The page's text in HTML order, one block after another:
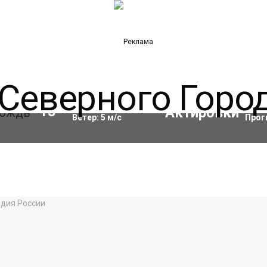
13°C Влажность:69%
Ветер: 5 м/с